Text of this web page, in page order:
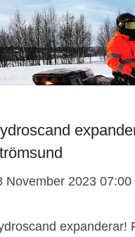
November 2023 07:00
expanderar!